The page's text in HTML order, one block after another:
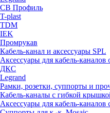
СВ Профиль
T-plast
TDM
IEK
Промрукав
Кабель-канал и аксессуары SPL
Аксессуары для кабель-каналов
ДКС
Legrand
Рамки, розетки, суппорты и
Кабель-каналы с гибкой
Аксессуары для кабель-